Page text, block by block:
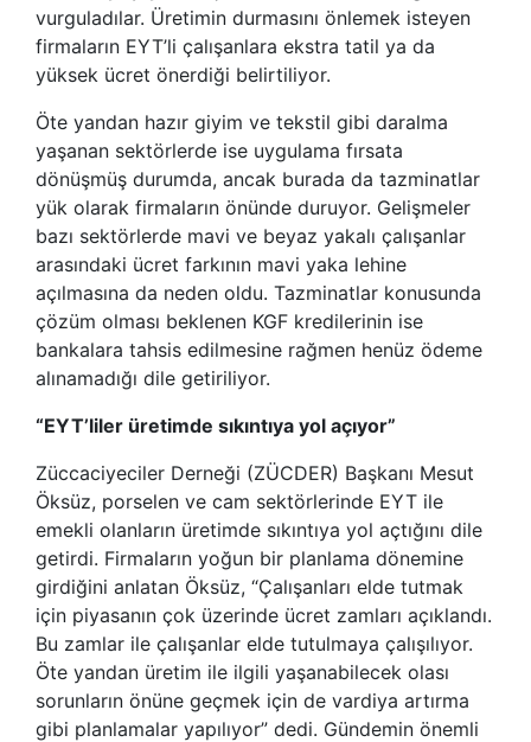
vurguladılar. Üretimin durmasını önlemek isteyen
firmaların EYT’li çalışanlara ekstra tatil ya da
yüksek ücret önerdiği belirtiliyor.
Öte yandan hazır giyim ve tekstil gibi daralma
yaşanan sektörlerde ise uygulama fırsata
dönüşmüş durumda, ancak burada da tazminatlar
yük olarak firmaların önünde duruyor. Gelişmeler
bazı sektörlerde mavi ve beyaz yakalı çalışanlar
arasındaki ücret farkının mavi yaka lehine
açılmasına da neden oldu. Tazminatlar konusunda
çözüm olması beklenen KGF kredilerinin ise
bankalara tahsis edilmesine rağmen henüz ödeme
alınamadığı dile getiriliyor.
“EYT’liler üretimde sıkıntıya yol açıyor”
Züccaciyeciler Derneği (ZÜCDER) Başkanı Mesut
Öksüz, porselen ve cam sektörlerinde EYT ile
emekli olanların üretimde sıkıntıya yol açtığını dile
getirdi. Firmaların yoğun bir planlama dönemine
girdiğini anlatan Öksüz, “Çalışanları elde tutmak
için piyasanın çok üzerinde ücret zamları açıklandı.
Bu zamlar ile çalışanlar elde tutulmaya çalışılıyor.
Öte yandan üretim ile ilgili yaşanabilecek olası
sorunların önüne geçmek için de vardiya artırma
gibi planlamalar yapılıyor” dedi. Gündemin önemli